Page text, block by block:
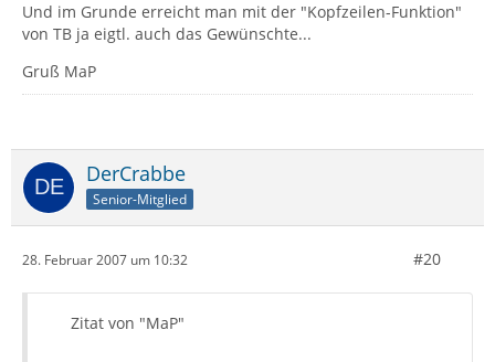
Und im Grunde erreicht man mit der "Kopfzeilen-Funktion"
von TB ja eigtl. auch das Gewünschte...
Gruß MaP
DerCrabbe
Senior-Mitglied
28. Februar 2007 um 10:32 #20
Zitat von "MaP"